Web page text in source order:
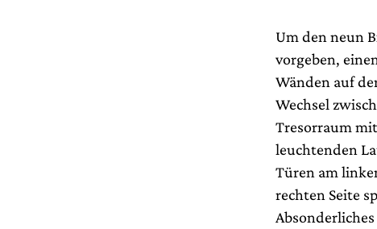
Um den neun
vorgeben,
Wänden auf
Wechsel
Tresorraum
leuchtenden
Türen am
rechten Seite